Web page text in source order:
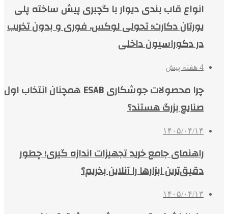
انواع قاب بندی دیوار با گچبری پیش ساخته پلی
یورتان دکارت؛ تحولی لوکس، فوری و بدون تخریب
در دکوراسیون داخلی
4 هفته پیش
چرا محصولات جوشکاری ESAB همچنان انتخاب اول
صنایع بزرگ هستند؟
۱۴۰۵/۰۴/۱۴
راهنمای جامع خرید تجهیزات اندازه گیری؛ چطور
دقیق‌ترین ابزارها را آنلاین بخریم؟
۱۴۰۵/۰۴/۱۳